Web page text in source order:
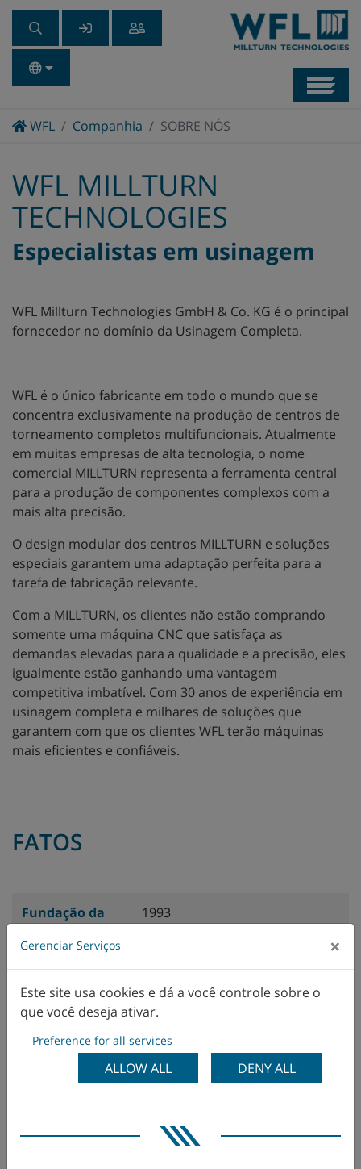
WFLHomeCompanhia SOBRE NÓS
WFL MILLTURN
TECHNOLOGIES
Especialistas em usinagem
WFL Millturn Technologies GmbH & Co. KG é o principal
fornecedor no domínio da Usinagem Completa.
WFL é o único fabricante em todo o mundo que se
concentra exclusivamente na produção de centros de
torneamento completos multifuncionais. Atualmente
em muitas empresas de alta tecnologia, o nome
comercial MILLTURN representa a ferramenta central
para a produção de componentes complexos com a
mais alta precisão.
O design modular dos centros MILLTURN e soluções
especiais garantem uma adaptação perfeita para a
tarefa de fabricação relevante.
Com a MILLTURN, os clientes não estão comprando
somente uma máquina CNC que satisfaça as
demandas elevadas para a qualidade e a precisão, eles
igualmente estão ganhando uma vantagem
competitiva imbatível. Com 30 anos de experiência em
usinagem completa e milhares de soluções que
garantem com que os clientes WFL terão máquinas
mais eficientes e confiáveis.
FATOS
Fundação da
1993
Forma de
negócios:
Empresa limitada privada
(GmbH & Co. KG)
Administrativo:
Franz Schön
Austria, Germany, France,
China, India
Gerenciar Serviços ×
Este site usa cookies e dá a você controle sobre o
que você deseja ativar.
Preference for all services
ALLOW ALL DENY ALL